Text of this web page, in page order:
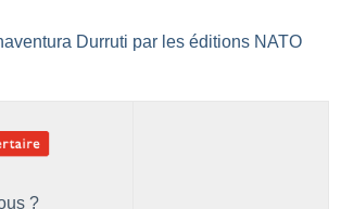
Durruti par les éditions NATO
?